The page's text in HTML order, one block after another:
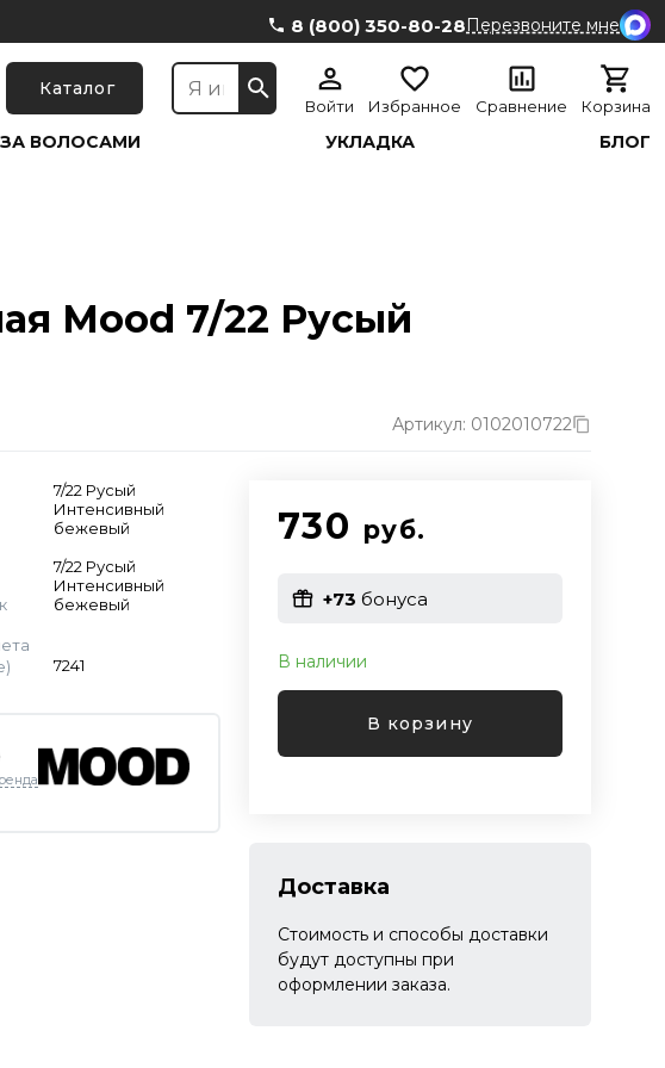
8 (800) 350-80-28Перезвоните мне
Каталог
Войти Избранное Сравнение Корзина
ВОЛОСАМИ УКЛАДКА БЛОГ
Mood 7/22 Русый
Артикул: 0102010722
7/22 Русый
Интенсивный
бежевый
7/22 Русый
Интенсивный
бежевый
7241
730 руб.
+73 бонуса
В наличии
В корзину
Доставка
Стоимость и способы доставки
будут доступны при
оформлении заказа.